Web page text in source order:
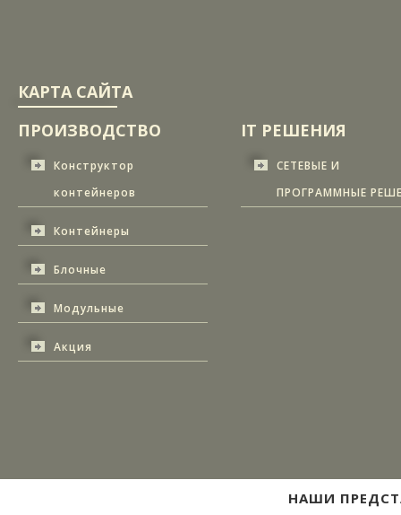
КАРТА САЙТА
ПРОИЗВОДСТВО
Конструктор
контейнеров
Контейнеры
Блочные
Модульные
Акция
IT РЕШЕНИЯ
СЕТЕВЫЕ И
ПРОГРАММНЫЕ
НАШИ